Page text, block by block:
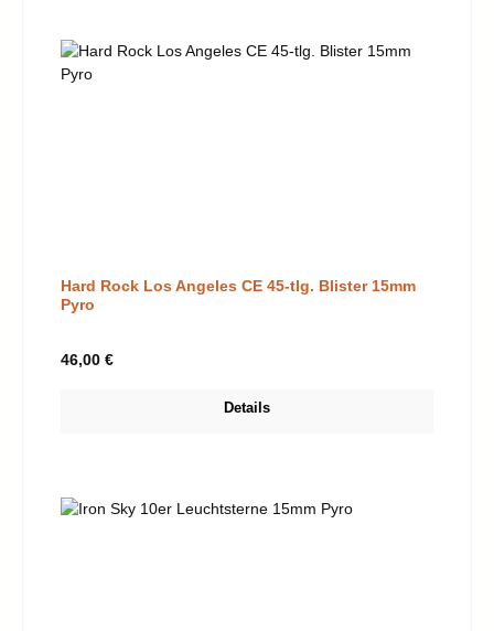
Hard Rock Los Angeles CE 45-tlg. Blister 15mm
Pyro
Regulärer Preis:
46,00 €
Details